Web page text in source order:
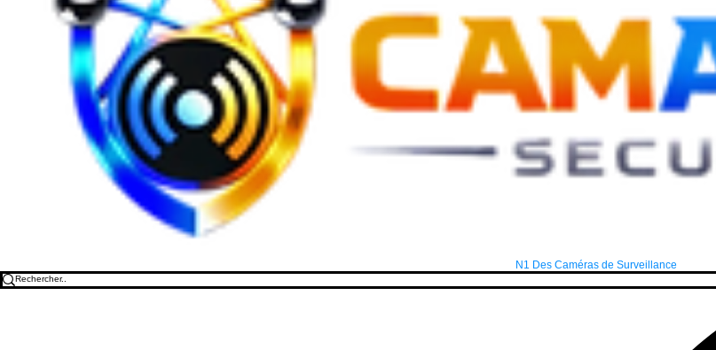
N1 Des Caméras de Surveillance